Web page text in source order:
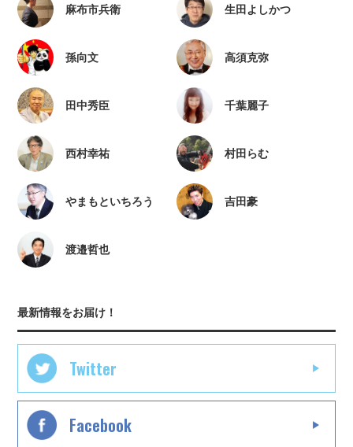
麻布市兵衛 生田よしかつ
孫向文 高須克弥
田中秀臣 千葉麗子
西村幸祐 村田らむ
やまもといちろう 吉田豪
渡邉哲也
最新情報をお届け！
Twitter
Facebook